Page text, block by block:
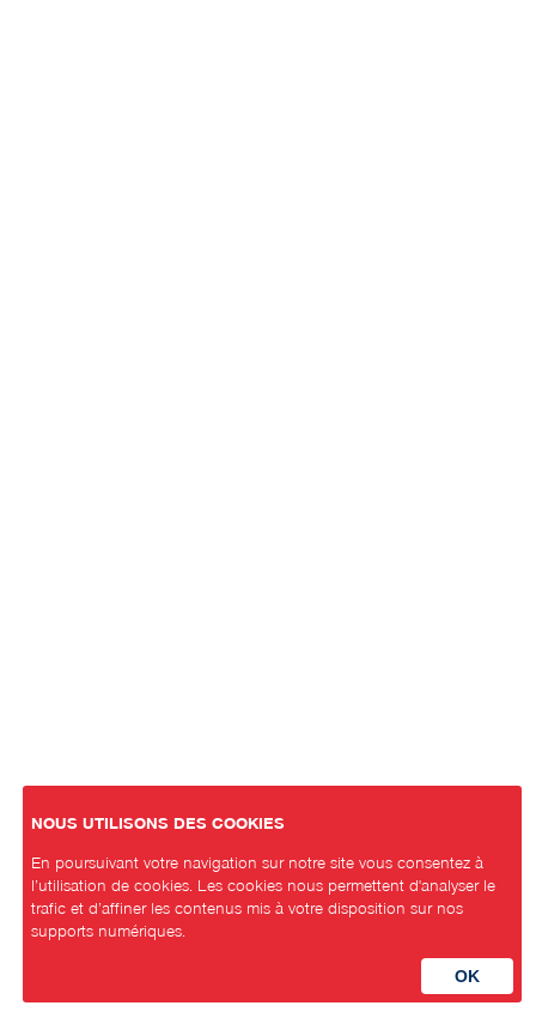
NOUS UTILISONS DES COOKIES
En poursuivant votre navigation sur notre site vous consentez à
l’utilisation de cookies. Les cookies nous permettent d'analyser le
trafic et d’affiner les contenus mis à votre disposition sur nos
supports numériques.